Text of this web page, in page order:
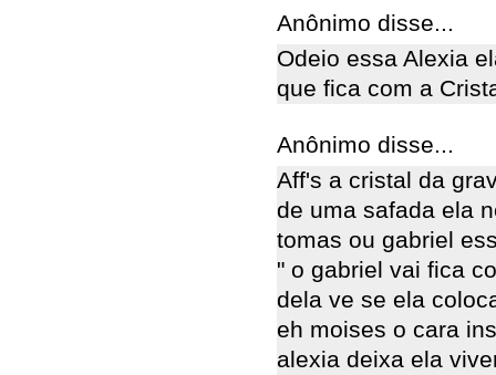
Anônimo disse...
Odeio essa Alexia
que fica com a
Anônimo disse...
Aff's a cristal da
de uma safada ela
tomas ou gabriel
" o gabriel vai fica
dela ve se ela
eh moises o cara
alexia deixa ela